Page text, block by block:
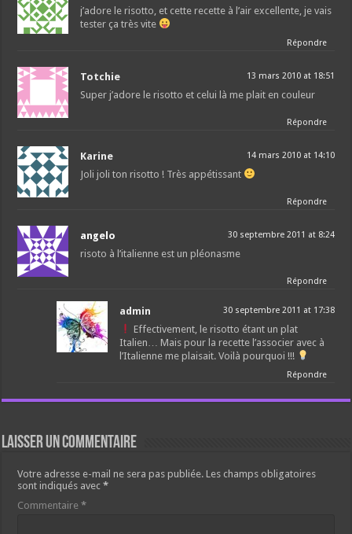
j’adore le risotto, et cette recette à l’air excellente, je vais
tester ça très vite
Répondre
Totchie 13 mars 2010 at 18:51
Super j’adore le risotto et celui là me plait en couleur
Répondre
Karine 14 mars 2010 at 14:10
Joli joli ton risotto ! Très appétissant
Répondre
angelo 30 septembre 2011 at 8:24
risoto à l’italienne est un pléonasme
Répondre
admin 30 septembre 2011 at 17:38
Effectivement, le risotto étant un plat
Italien… Mais pour la recette l’associer avec à
l’Italienne me plaisait. Voilà pourquoi !!!
Répondre
Laisser un commentaire
Votre adresse e-mail ne sera pas publiée. Les champs obligatoires
sont indiqués avec*
Commentaire*